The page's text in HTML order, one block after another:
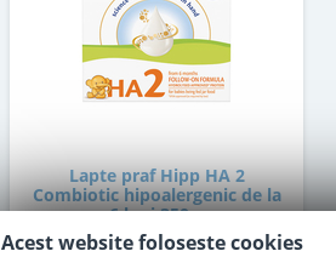
Lapte praf Hipp HA 2
Combiotic hipoalergenic de la
6 luni 350 g
Acest website foloseste cookies